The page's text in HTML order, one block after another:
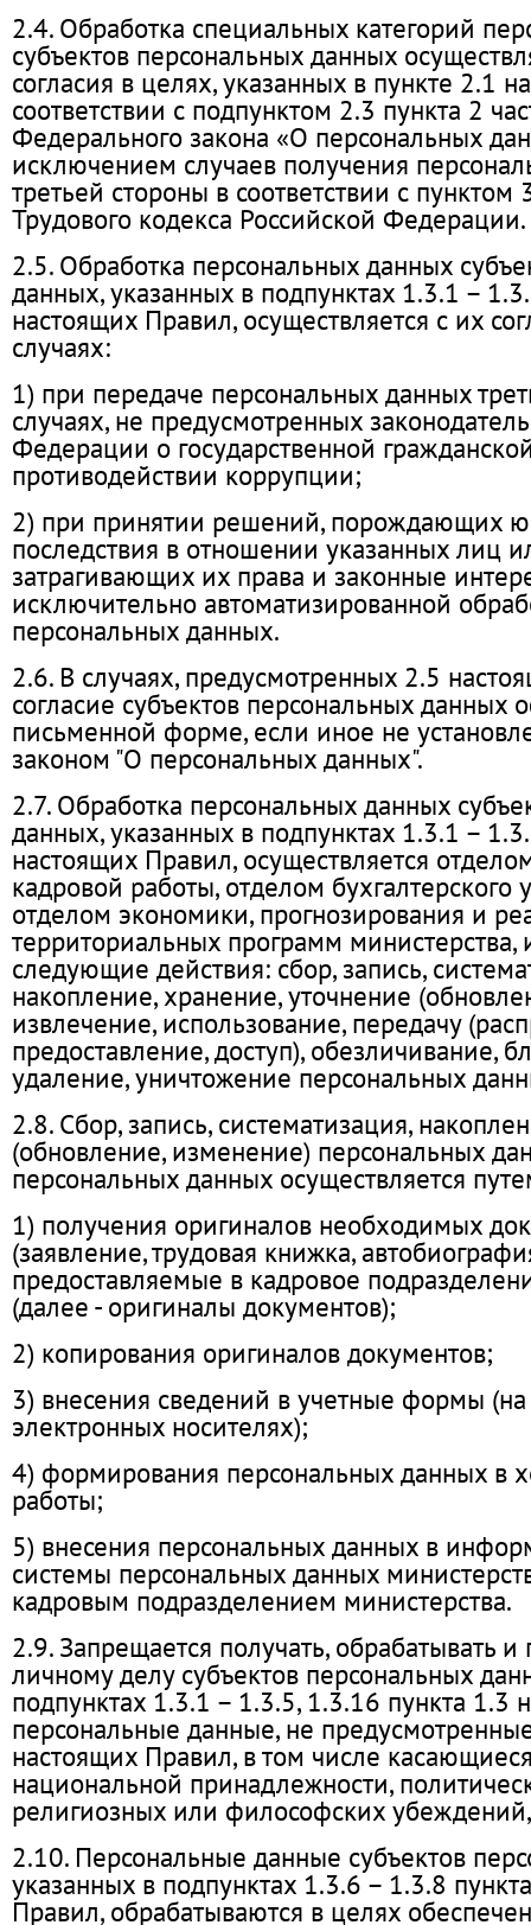
2.4. Обработка специальных категорий
субъектов персональных данных
согласия в целях, указанных в пункте 2.1
соответствии с подпунктом 2.3 пункта 2
Федерального закона «О персональных
исключением случаев получения
третьей стороны в соответствии с пунктом
Трудового кодекса Российской Федерации.
2.5. Обработка персональных данных
данных, указанных в подпунктах 1.3.1 –
настоящих Правил, осуществляется с их
случаях:
1) при передаче персональных данных
случаях, не предусмотренных
Федерации о государственной
противодействии коррупции;
2) при принятии решений, порождающих
последствия в отношении указанных лиц
затрагивающих их права и законные
исключительно автоматизированной
персональных данных.
2.6. В случаях, предусмотренных 2.5
согласие субъектов персональных данных
письменной форме, если иное не
законом "О персональных данных".
2.7. Обработка персональных данных
данных, указанных в подпунктах 1.3.1 –
настоящих Правил, осуществляется
кадровой работы, отделом бухгалтерского
отделом экономики, прогнозирования и
территориальных программ министерства,
следующие действия: сбор, запись,
накопление, хранение, уточнение
извлечение, использование, передачу
предоставление, доступ), обезличивание,
удаление, уничтожение персональных
2.8. Сбор, запись, систематизация,
(обновление, изменение) персональных
персональных данных осуществляется
1) получения оригиналов необходимых
(заявление, трудовая книжка,
предоставляемые в кадровое
(далее - оригиналы документов);
2) копирования оригиналов документов;
3) внесения сведений в учетные формы
электронных носителях);
4) формирования персональных данных в
работы;
5) внесения персональных данных в
системы персональных данных
кадровым подразделением министерства.
2.9. Запрещается получать, обрабатывать
личному делу субъектов персональных
подпунктах 1.3.1 – 1.3.5, 1.3.16 пункта 1.3
персональные данные, не
настоящих Правил, в том числе
национальной принадлежности,
религиозных или философских
2.10. Персональные данные субъектов
указанных в подпунктах 1.3.6 – 1.3.8
Правил, обрабатываются в целях